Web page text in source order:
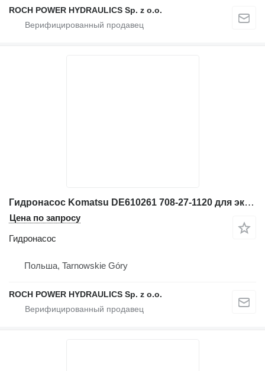
ROCH POWER HYDRAULICS Sp. z o.o.
Гидронасос Komatsu DE610261 708-27-1120 для экскаватора
Цена по запросу
Гидронасос
Польша, Tarnowskie Góry
ROCH POWER HYDRAULICS Sp. z o.o.